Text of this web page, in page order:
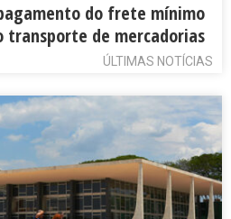
do frete mínimo
transporte de mercadorias
ÚLTIMAS NOTÍCIAS